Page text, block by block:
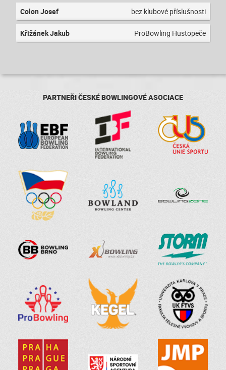
Colon Josef bez klubové příslušnosti
Křižánek Jakub ProBowling Hustopeče
PARTNEŘI ČESKÉ BOWLINGOVÉ ASOCIACE